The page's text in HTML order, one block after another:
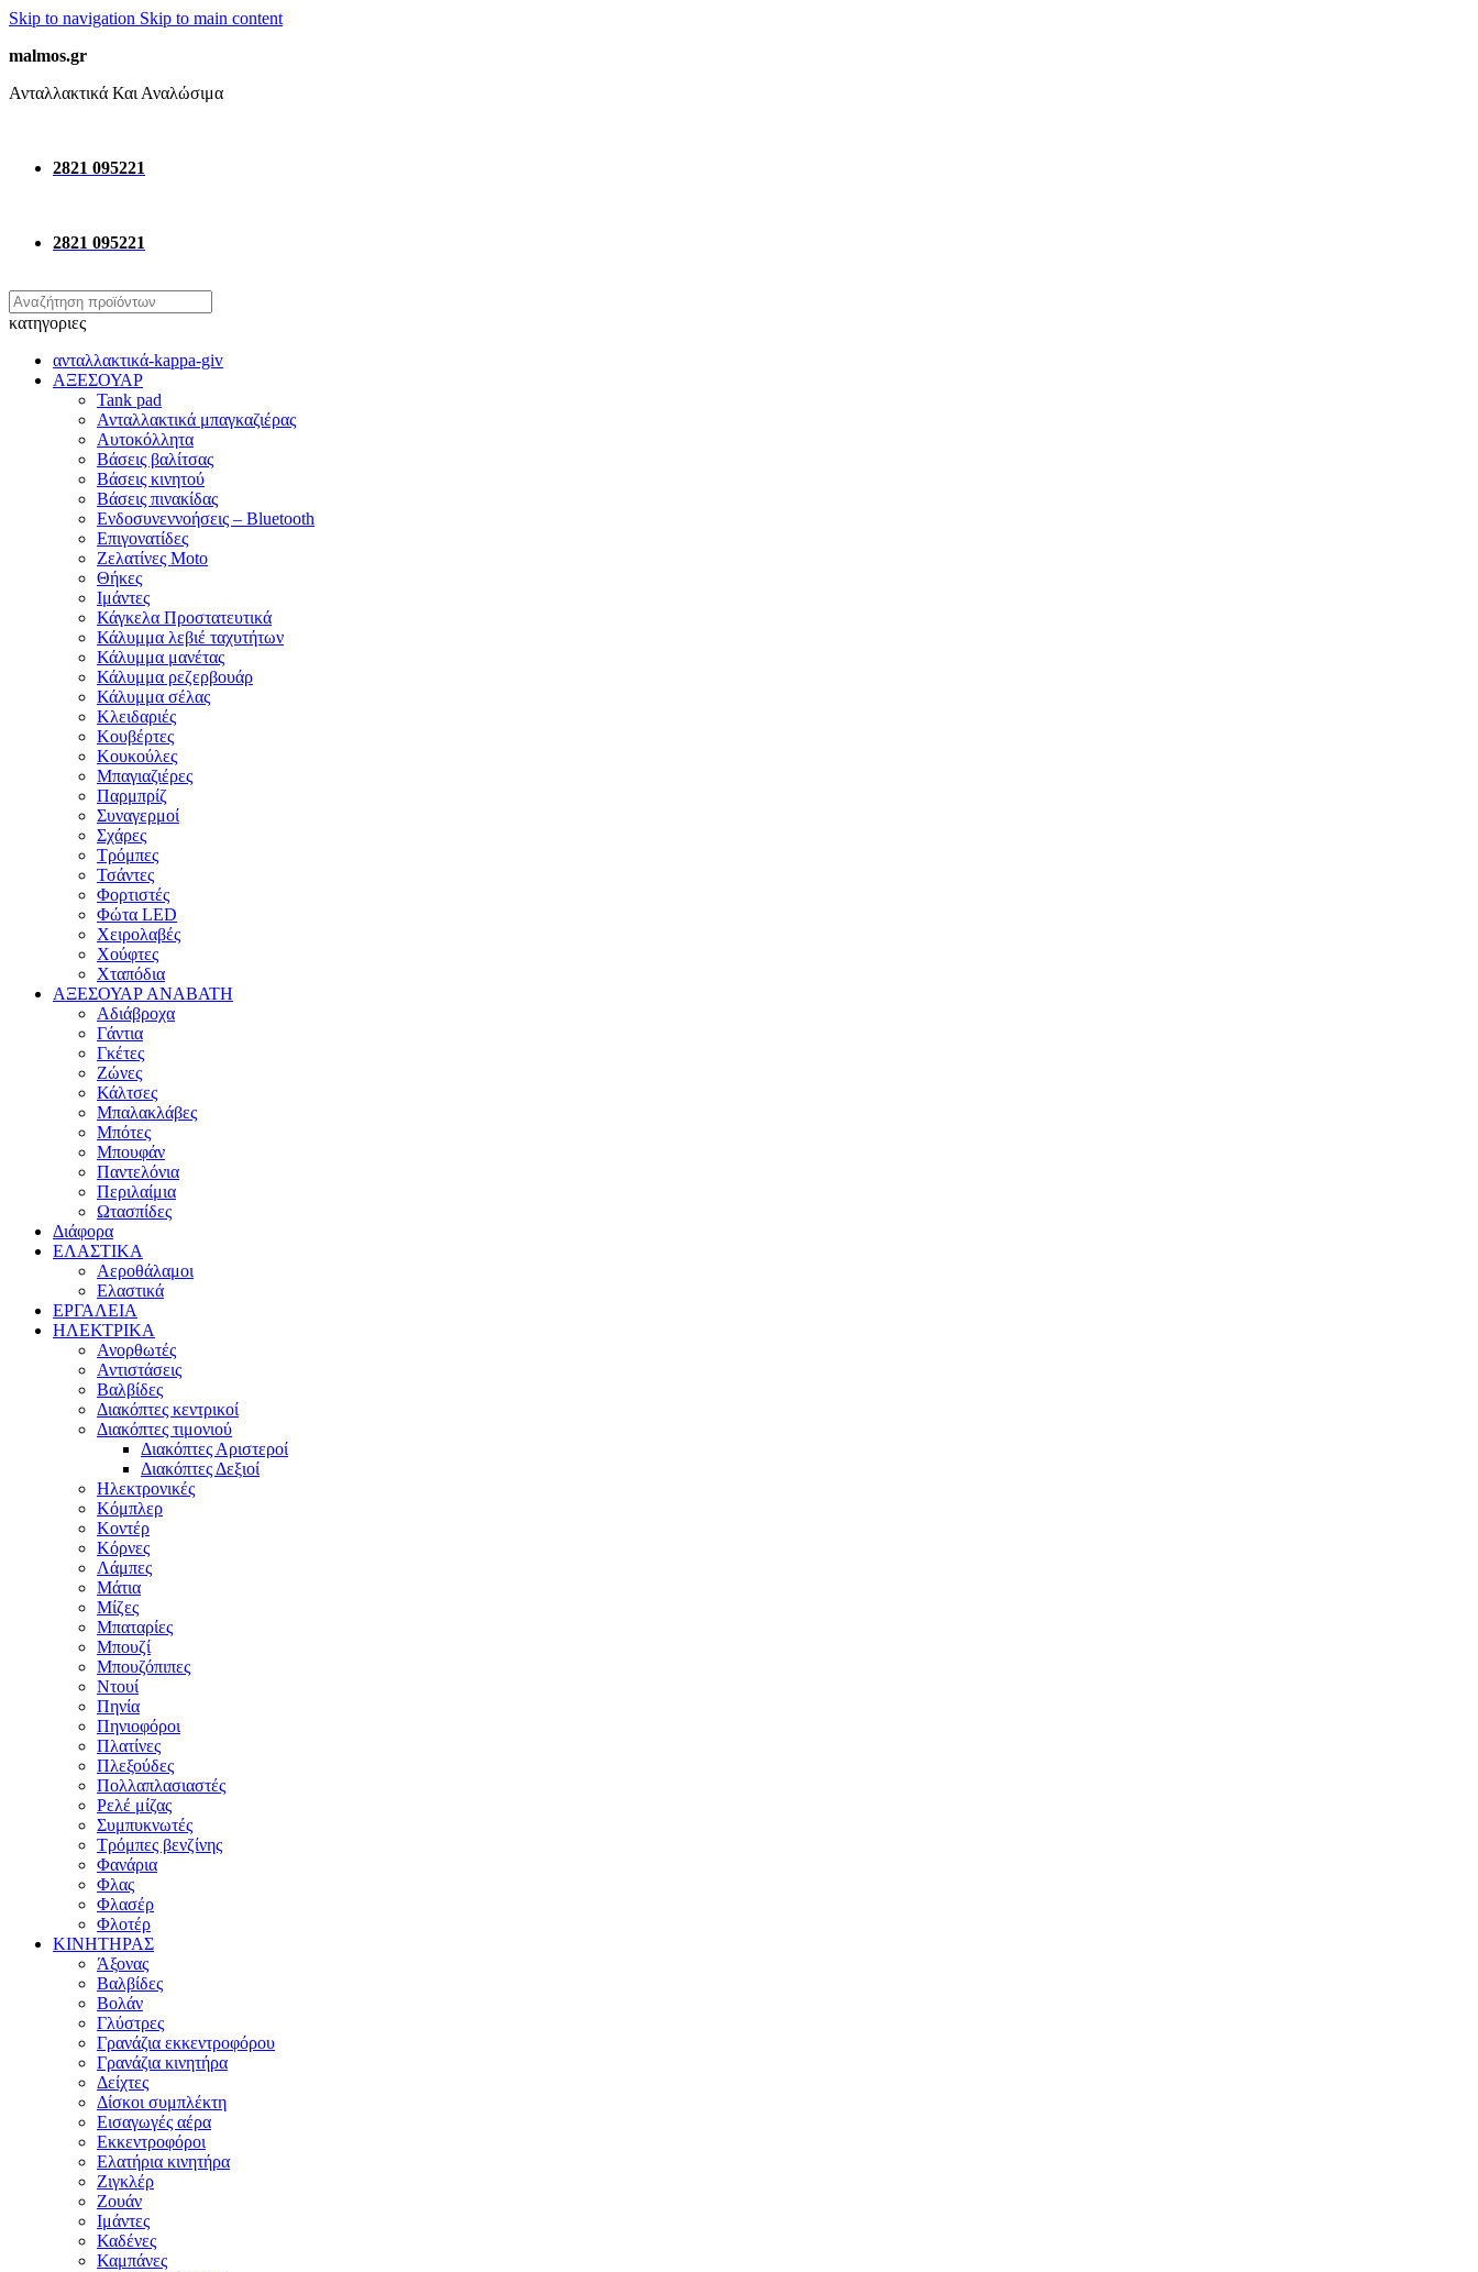
Skip to navigation Skip to main content
malmos.gr
Ανταλλακτικά Και Αναλώσιμα
2821 095221
2821 095221
κατηγοριες
ανταλλακτικά-kappa-giv
ΑΞΕΣΟΥΑΡ
Tank pad
Ανταλλακτικά μπαγκαζιέρας
Αυτοκόλλητα
Βάσεις βαλίτσας
Βάσεις κινητού
Βάσεις πινακίδας
Ενδοσυνεννοήσεις – Bluetooth
Επιγονατίδες
Ζελατίνες Moto
Θήκες
Ιμάντες
Κάγκελα Προστατευτικά
Κάλυμμα λεβιέ ταχυτήτων
Κάλυμμα μανέτας
Κάλυμμα ρεζερβουάρ
Κάλυμμα σέλας
Κλειδαριές
Κουβέρτες
Κουκούλες
Μπαγιαζιέρες
Παρμπρίζ
Συναγερμοί
Σχάρες
Τρόμπες
Τσάντες
Φορτιστές
Φώτα LED
Χειρολαβές
Χούφτες
Χταπόδια
ΑΞΕΣΟΥΑΡ ΑΝΑΒΑΤΗ
Αδιάβροχα
Γάντια
Γκέτες
Ζώνες
Κάλτσες
Μπαλακλάβες
Μπότες
Μπουφάν
Παντελόνια
Περιλαίμια
Ωτασπίδες
Διάφορα
ΕΛΑΣΤΙΚΑ
Αεροθάλαμοι
Ελαστικά
ΕΡΓΑΛΕΙΑ
ΗΛΕΚΤΡΙΚΑ
Ανορθωτές
Αντιστάσεις
Βαλβίδες
Διακόπτες κεντρικοί
Διακόπτες τιμονιού
Διακόπτες Αριστεροί
Διακόπτες Δεξιοί
Ηλεκτρονικές
Κόμπλερ
Κοντέρ
Κόρνες
Λάμπες
Μάτια
Μίζες
Μπαταρίες
Μπουζί
Μπουζόπιπες
Ντουί
Πηνία
Πηνιοφόροι
Πλατίνες
Πλεξούδες
Πολλαπλασιαστές
Ρελέ μίζας
Συμπυκνωτές
Τρόμπες βενζίνης
Φανάρια
Φλας
Φλασέρ
Φλοτέρ
ΚΙΝΗΤΗΡΑΣ
Άξονας
Βαλβίδες
Βολάν
Γλύστρες
Γρανάζια εκκεντροφόρου
Γρανάζια κινητήρα
Δείχτες
Δίσκοι συμπλέκτη
Εισαγωγές αέρα
Εκκεντροφόροι
Ελατήρια κινητήρα
Ζιγκλέρ
Ζουάν
Ιμάντες
Καδένες
Καμπάνες